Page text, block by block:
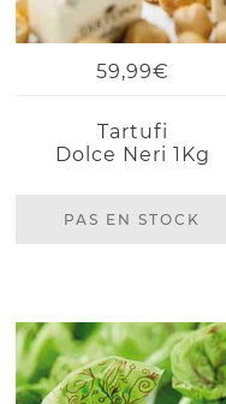
59,99€
Tartufi
Dolce Neri 1Kg
PAS EN STOCK